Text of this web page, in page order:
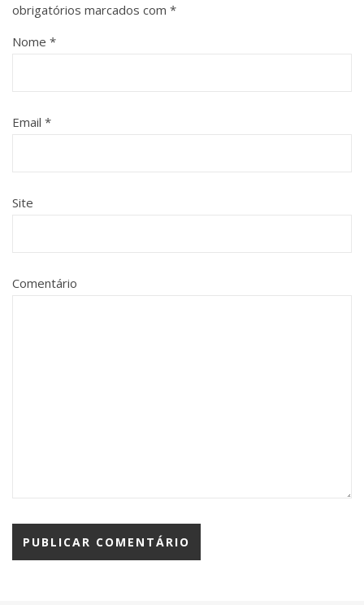
obrigatórios marcados com *
Nome *
Email *
Site
Comentário